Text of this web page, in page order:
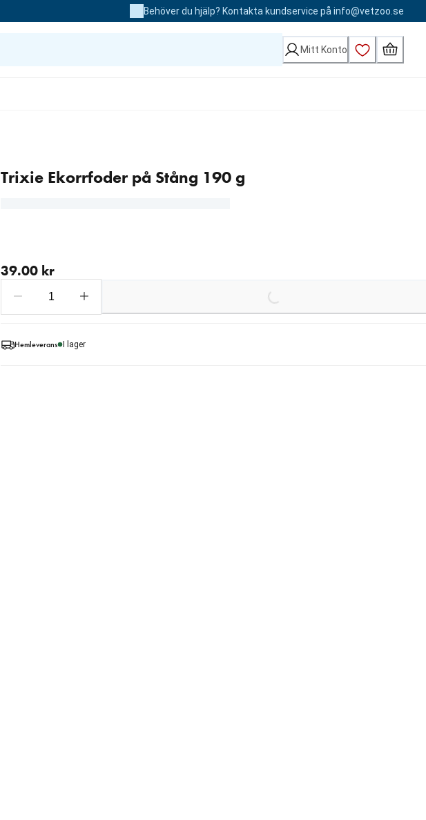
Behöver du hjälp? Kontakta kundservice på info@vetzoo.se
Mitt Konto
Trixie Ekorrfoder på Stång 190 g
39.00 kr
Loading...
Hemleverans I lager